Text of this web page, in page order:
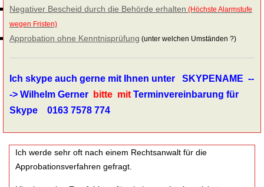
Negativer Bescheid durch die Behörde erhalten (Höchste Alarmstufe
wegen Fristen)
Approbation ohne Kenntnisprüfung (unter welchen Umständen ?)
Ich skype auch gerne mit Ihnen unter SKYPENAME --
-> Wilhelm Gerner
bitte mit Terminvereinbarung für
Skype 0163 7578 774
Ich werde sehr oft nach einem Rechtsanwalt für die
Approbationsverfahren gefragt.